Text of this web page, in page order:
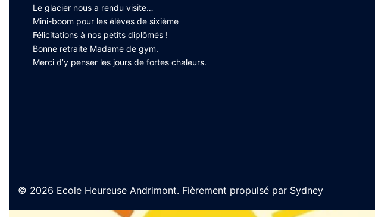
Le glacier nous a rendu visite…
Mini-boom pour les élèves de sixième
Félicitations à nos petits diplômés !
Bonne retraite Madame de gym.
Merci d’y penser les jours de fortes chaleurs.
© 2026 Ecole Heureuse Andrimont. Fièrement propulsé par Sydney